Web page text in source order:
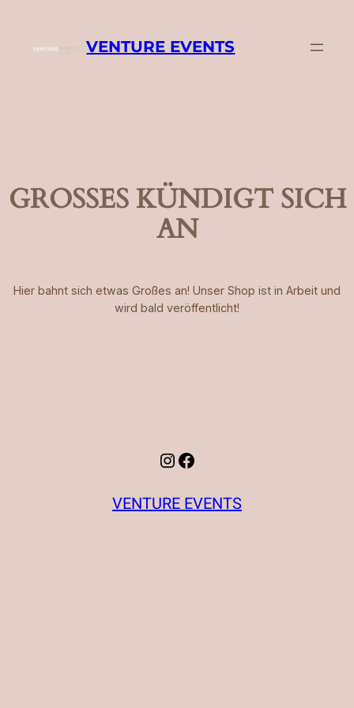
VENTURE EVENTS
GROSSES KÜNDIGT SICH A
N
Hier bahnt sich etwas Großes an! Unser Shop ist in Arbeit und
wird bald veröffentlicht!
Instagram
Facebook
VENTURE EVENTS